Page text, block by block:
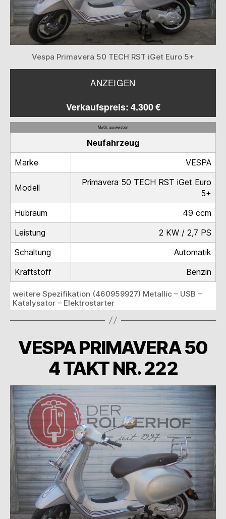
Vespa Primavera 50 TECH RST iGet Euro 5+
ANZEIGEN
Verkaufspreis: 4.300 €
MwSt. ausweisbar
Neufahrzeug
Marke
VESPA
Modell
Primavera 50 TECH RST iGet Euro
5+
Hubraum
49 ccm
Leistung
2 KW / 2,7 PS
Schaltung
Automatik
Kraftstoff
Benzin
weitere Spezifikation (460959927) Metallic – USB –
Katalysator – Elektrostarter
VESPA PRIMAVERA 50
4 TAKT NR. 222